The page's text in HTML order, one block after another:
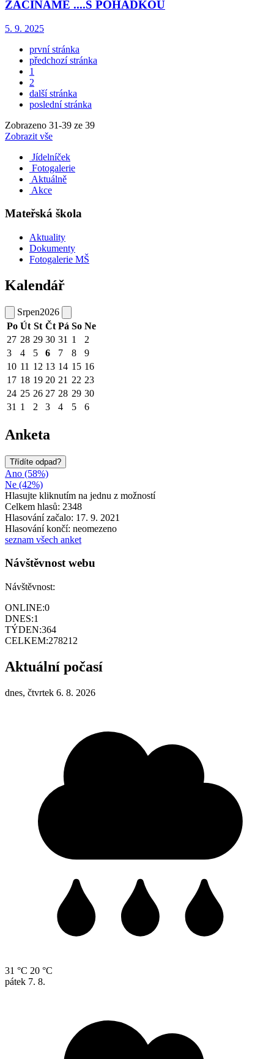
ZAČÍNÁME ....S POHÁDKOU
5. 9. 2025
první stránka
předchozí stránka
1
2
další stránka
poslední stránka
Zobrazeno 31-39 ze 39
Zobrazit vše
Jídelníček
Fotogalerie
Aktuálně
Akce
Mateřská škola
Aktuality
Dokumenty
Fotogalerie MŠ
Kalendář
Srpen2026
Po Út St Čt Pá So Ne
27 28 29 30 31 1
2
3
4 5 6 7 8
9
10 11 12 13 14 15 16
17 18 19 20 21 22 23
24 25 26 27 28 29 30
31 1 2 3 4 5 6
Anketa
Třídíte odpad?
Ano (58%)
Ne (42%)
Hlasujte kliknutím na jednu z možností
Celkem hlasů: 2348
Hlasování začalo: 17. 9. 2021
Hlasování končí: neomezeno
seznam všech anket
Návštěvnost webu
Návštěvnost:
ONLINE:0
DNES:1
TÝDEN:364
CELKEM:278212
Aktuální počasí
dnes, čtvrtek 6. 8. 2026
31 °C 20 °C
pátek 7. 8.